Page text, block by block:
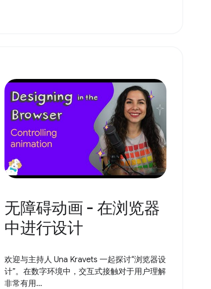
无障碍动画 - 在浏览器
中进行设计
欢迎与主持人 Una Kravets 一起探讨“浏览器设
计”。在数字环境中，交互式接触对于用户理解
非常有用...